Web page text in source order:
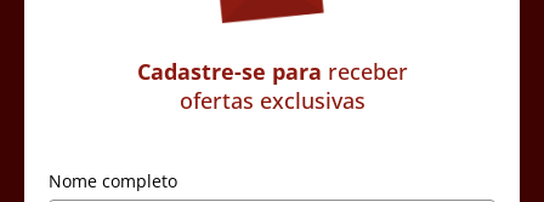
Cadastre-se para receber
ofertas exclusivas
Nome completo